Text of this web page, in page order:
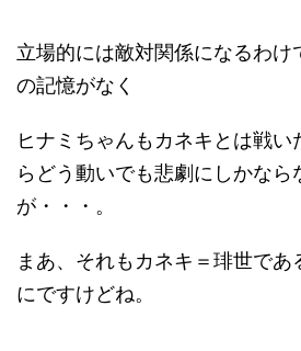
立場的には敵対関係になるわけ
の記憶がなく
ヒナミちゃんもカネキとは戦
らどう動いでも悲劇にしかなら
が・・・。
まあ、それもカネキ＝琲世であ
にですけどね。